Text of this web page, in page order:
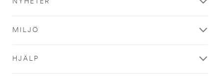
NYHETER
MILJÖ
HJÄLP